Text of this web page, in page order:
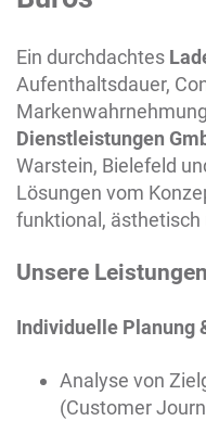
Ein durchdachtes
Aufenthaltsdauer,
Dienstleistungen
Warstein, Bielefeld
Lösungen vom
funktional,
Unsere
Individuelle Planung
Analyse von
(Customer